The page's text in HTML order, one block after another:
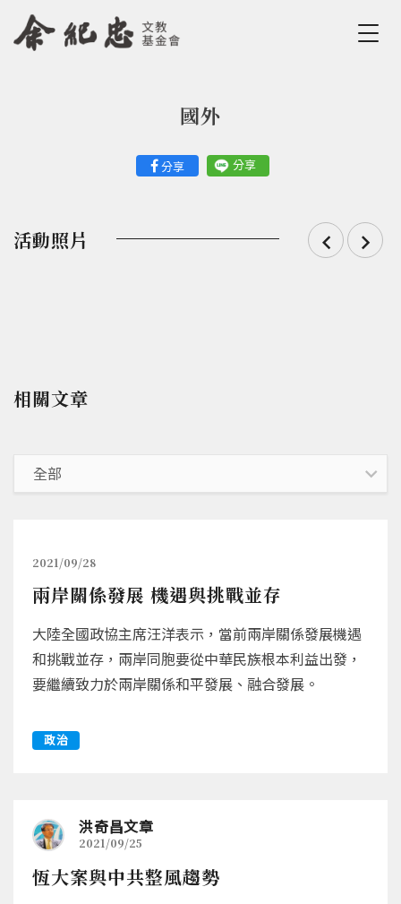
Jump to Navigation
Jump to Main content
國外
分享 分享
活動照片
相關文章
2021/09/28
兩岸關係發展 機遇與挑戰並存
大陸全國政協主席汪洋表示，當前兩岸關係發展機遇
和挑戰並存，兩岸同胞要從中華民族根本利益出發，
要繼續致力於兩岸關係和平發展、融合發展。
政治
洪奇昌文章
2021/09/25
恆大案與中共整風趨勢